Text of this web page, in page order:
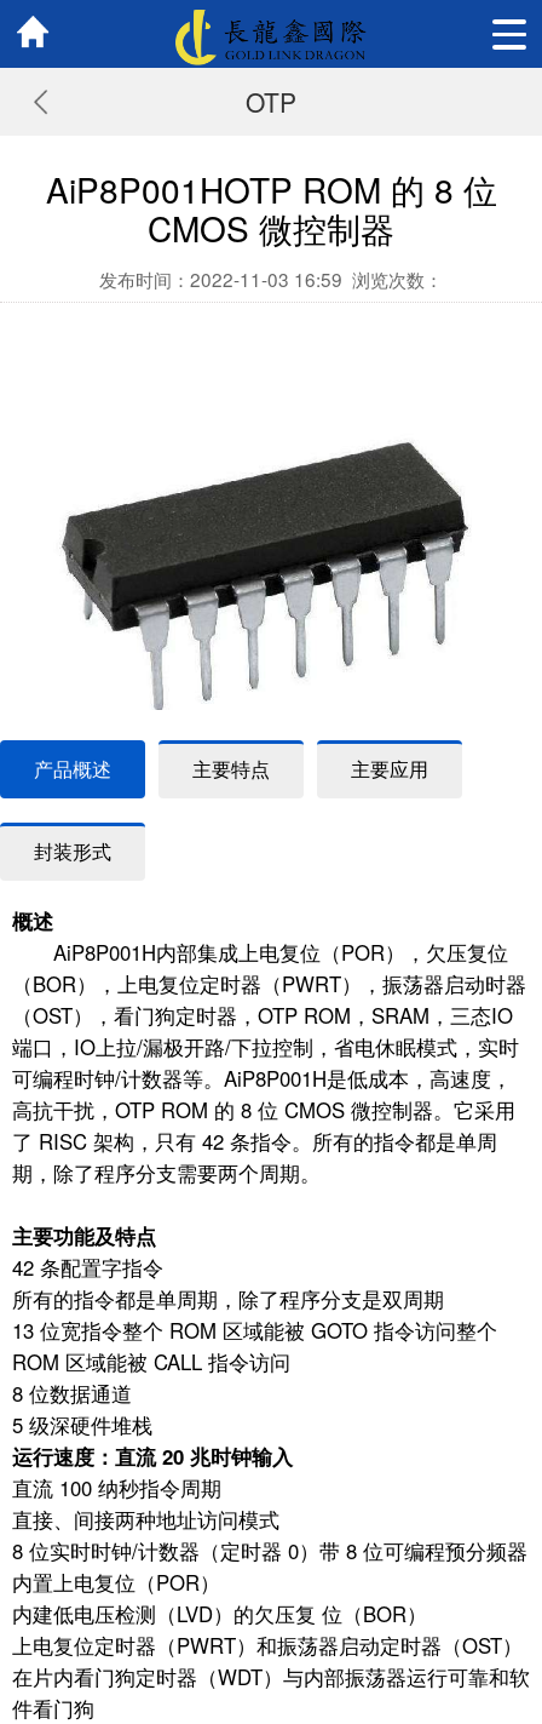
OTP
AiP8P001HOTP ROM 的 8 位
CMOS 微控制器
发布时间：2022-11-03 16:59 浏览次数：
产品概述 主要特点 主要应用
封装形式
概述
AiP8P001H内部集成上电复位（POR），欠压复位
（BOR），上电复位定时器（PWRT），振荡器启动时器
（OST），看门狗定时器，OTP ROM，SRAM，三态IO
端口，IO上拉/漏极开路/下拉控制，省电休眠模式，实时
可编程时钟/计数器等。AiP8P001H是低成本，高速度，
高抗干扰，OTP ROM 的 8 位 CMOS 微控制器。它采用
了 RISC 架构，只有 42 条指令。所有的指令都是单周
期，除了程序分支需要两个周期。
主要功能及特点
42 条配置字指令
所有的指令都是单周期，除了程序分支是双周期
13 位宽指令整个 ROM 区域能被 GOTO 指令访问整个
ROM 区域能被 CALL 指令访问
8 位数据通道
5 级深硬件堆栈
运行速度：直流 20 兆时钟输入
直流 100 纳秒指令周期
直接、间接两种地址访问模式
8 位实时时钟/计数器（定时器 0）带 8 位可编程预分频器
内置上电复位（POR）
内建低电压检测（LVD）的欠压复 位（BOR）
上电复位定时器（PWRT）和振荡器启动定时器（OST）
在片内看门狗定时器（WDT）与内部振荡器运行可靠和软
件看门狗